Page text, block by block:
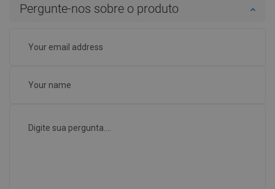
Pergunte-nos sobre o produto